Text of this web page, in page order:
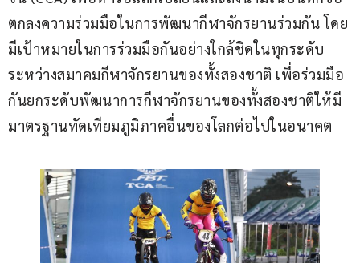
ตกลงความร่วมมือในการพัฒนากีฬาจักรยานร่วมกัน โดย
มีเป้าหมายในการร่วมมือกันอย่างใกล้ชิดในทุกระดับ
ระหว่างสมาคมกีฬาจักรยานของทั้งสองชาติ เพื่อร่วมมือ
กันยกระดับพัฒนาการกีฬาจักรยานของทั้งสองชาติให้มี
มาตรฐานทัดเทียมภูมิภาคอื่นของโลกต่อไปในอนาคต